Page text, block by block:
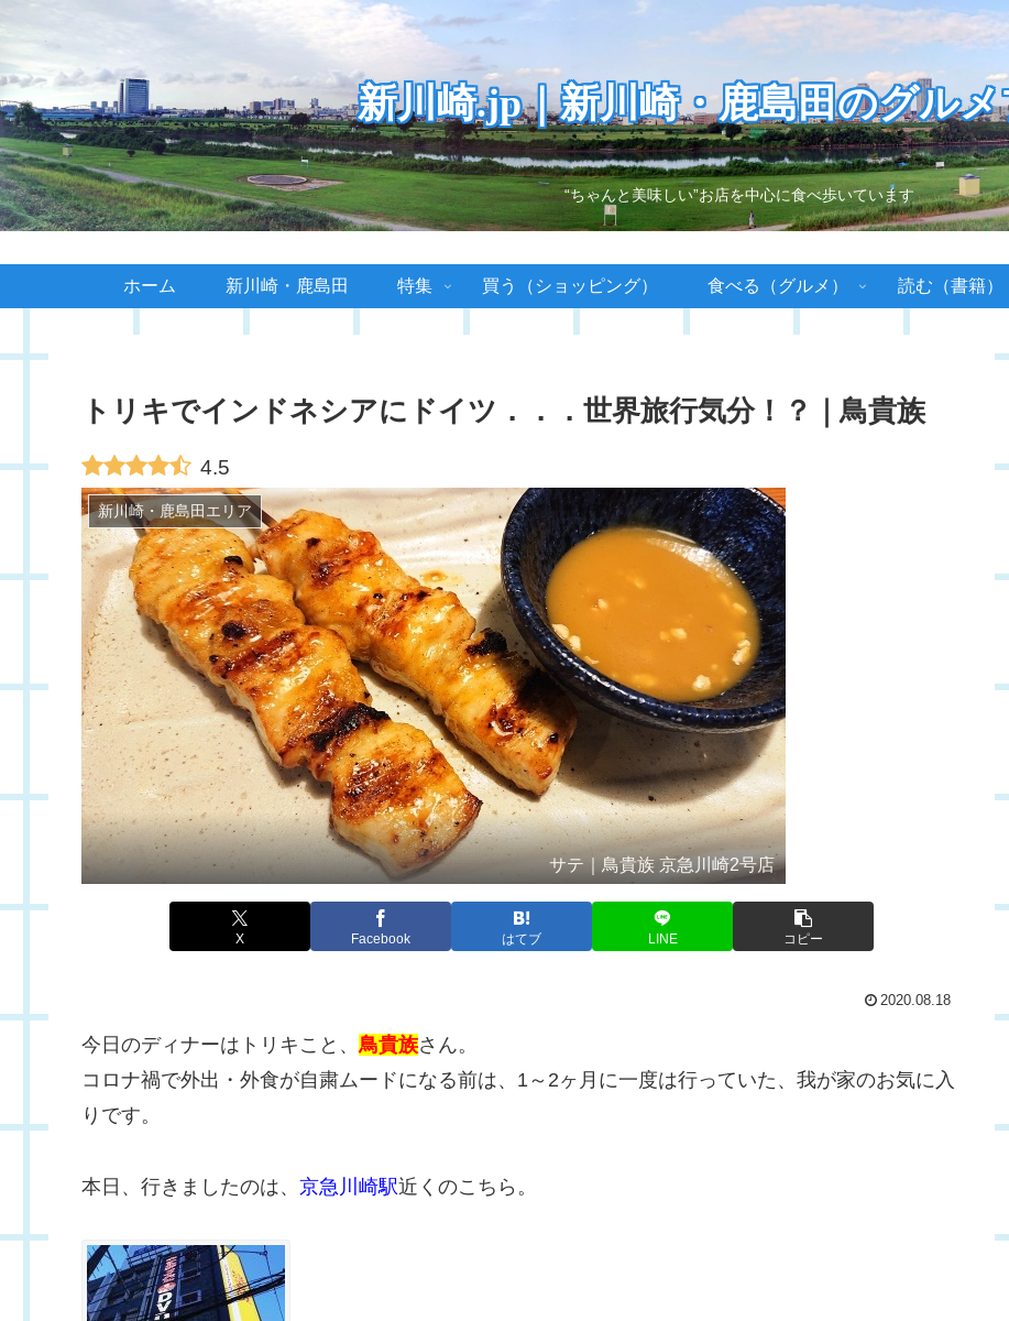
新川崎.jp｜新川崎・鹿島田のグル
“ちゃんと美味しい”お店を中心に食べ歩いています
ホーム 新川崎・鹿島田 特集 買う（ショッピング） 食べる（グルメ） 読む（書籍）
トリキでインドネシアにドイツ．．．世界旅行気分！？｜鳥貴族
4.5
新川崎・鹿島田エリア
サテ｜鳥貴族 京急川崎2号店
X Facebook はてブ LINE コピー
2020.08.18
今日のディナーはトリキこと、 鳥貴族さん。
コロナ禍で外出・外食が自粛ムードになる前は、1～2ヶ月に一度は行っていた、我が家のお気に入
りです。
本日、行きましたのは、 京急川崎駅近くのこちら。